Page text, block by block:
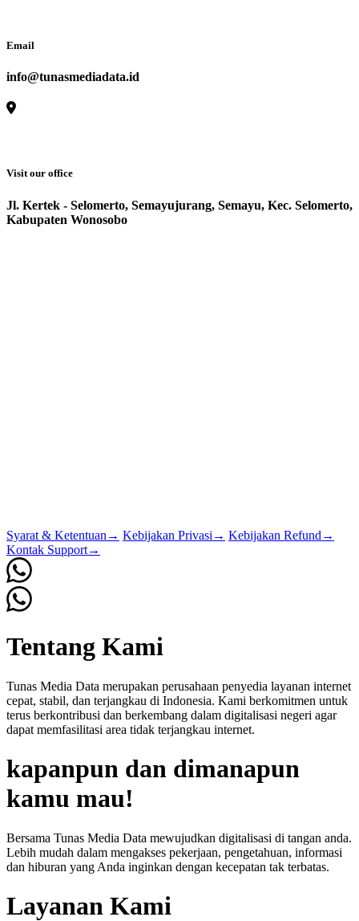
Email
info@tunasmediadata.id
Visit our office
Jl. Kertek - Selomerto, Semayujurang, Semayu, Kec. Selomerto,
Kabupaten Wonosobo
Syarat & Ketentuan → Kebijakan Privasi → Kebijakan Refund →
Kontak Support→
Tentang Kami
Tunas Media Data merupakan perusahaan penyedia layanan internet
cepat, stabil, dan terjangkau di Indonesia. Kami berkomitmen untuk
terus berkontribusi dan berkembang dalam digitalisasi negeri agar
dapat memfasilitasi area tidak terjangkau internet.
kapanpun dan dimanapun
kamu mau!
Bersama Tunas Media Data mewujudkan digitalisasi di tangan anda.
Lebih mudah dalam mengakses pekerjaan, pengetahuan, informasi
dan hiburan yang Anda inginkan dengan kecepatan tak terbatas.
Layanan Kami